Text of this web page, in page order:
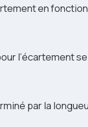
en
l’écartement
par la